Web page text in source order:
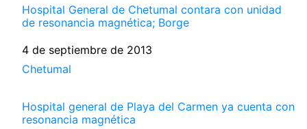
Hospital General de Chetumal contara con unidad
de resonancia magnética; Borge
Fecha
4 de septiembre de 2013
Respecto a
Chetumal
Hospital general de Playa del Carmen ya cuenta con
resonancia magnética